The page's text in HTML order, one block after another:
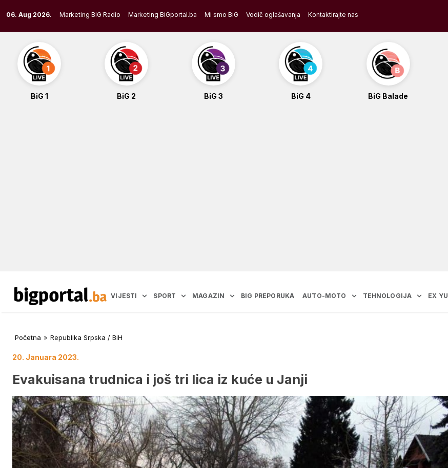
to
content
06. Aug 2026. Marketing BIG Radio Marketing BiGportal.ba Mi smo BiG Vodič oglašavanja Kontaktirajte nas
BiG 1 BiG 2 BiG 3 BiG 4 BiG Balade
VIJESTI SPORT MAGAZIN BIG PREPORUKA AUTO-MOTO TEHNOLOGIJA EX YU
Početna » Republika Srpska / BiH
20. Januara 2023.
Evakuisana trudnica i još tri lica iz kuće u Janji